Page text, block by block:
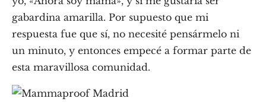
gabardina amarilla. Por supuesto que mi
respuesta fue que sí, no necesité pensármelo ni
un minuto, y entonces empecé a formar parte de
esta maravillosa comunidad.